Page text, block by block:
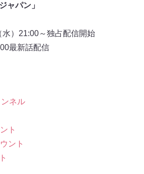
ャパン」
）21:00～独占配信開始
最新話配信
ネル
ト
ント